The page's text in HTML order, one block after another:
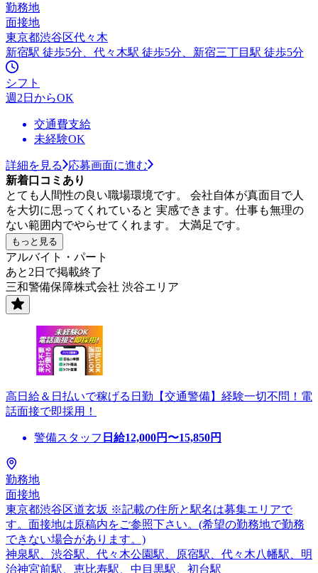
勤務地
面接地
東京都渋谷区代々木
新宿駅 徒歩5分、代々木駅 徒歩5分、新宿三丁目駅 徒歩5分
シフト
週2日からOK
交通費支給
未経験OK
詳細を見る
応募画面に進む
新着口コミあり
とても人間性の良い職場環境です。 会社自体が真面目で人
を大切に思ってくれていると 実感できます。仕事も無理の
ない範囲内でやらせてくれます。 大満足です。
もっと見る
アルバイト・パート
あと2日で掲載終了
三和警備保障株式会社 渋谷エリア
高日給＆日払いで稼げる日勤【交通警備】経験一切不問！電
話面接で即採用！
警備スタッフ 日給12,000円〜15,850円
勤務地
面接地
東京都渋谷区道玄坂 ※記載の住所と駅名は募集エリアで
す。面接地は原稿内をご参照下さい。(希望の勤務地で勤務
できない場合があります。)
神泉駅、渋谷駅、代々木公園駅、原宿駅、代々木八幡駅、明
治神宮前駅、恵比寿駅、中目黒駅、初台駅